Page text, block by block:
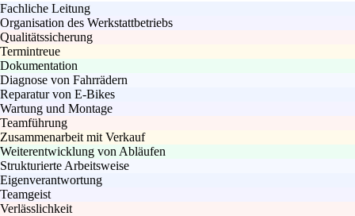
Fachliche Leitung
Organisation des Werkstattbetriebs
Qualitätssicherung
Termintreue
Dokumentation
Diagnose von Fahrrädern
Reparatur von E-Bikes
Wartung und Montage
Teamführung
Zusammenarbeit mit Verkauf
Weiterentwicklung von Abläufen
Strukturierte Arbeitsweise
Eigenverantwortung
Teamgeist
Verlässlichkeit